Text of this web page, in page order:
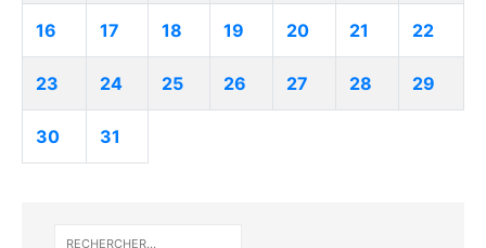
16 17 18 19 20 21 22
23 24 25 26 27 28 29
30 31